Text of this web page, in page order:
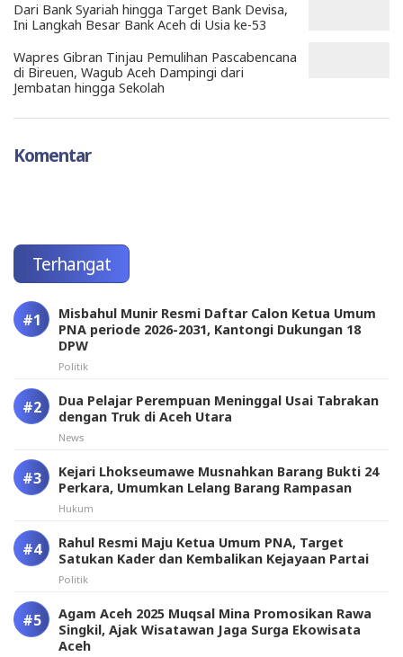
Dari Bank Syariah hingga Target Bank Devisa,
Ini Langkah Besar Bank Aceh di Usia ke-53
Wapres Gibran Tinjau Pemulihan Pascabencana
di Bireuen, Wagub Aceh Dampingi dari
Jembatan hingga Sekolah
Komentar
Terhangat
Misbahul Munir Resmi Daftar Calon Ketua Umum
PNA periode 2026-2031, Kantongi Dukungan 18
DPW
Politik
Dua Pelajar Perempuan Meninggal Usai Tabrakan
dengan Truk di Aceh Utara
News
Kejari Lhokseumawe Musnahkan Barang Bukti 24
Perkara, Umumkan Lelang Barang Rampasan
Hukum
Rahul Resmi Maju Ketua Umum PNA, Target
Satukan Kader dan Kembalikan Kejayaan Partai
Politik
Agam Aceh 2025 Muqsal Mina Promosikan Rawa
Singkil, Ajak Wisatawan Jaga Surga Ekowisata
Aceh